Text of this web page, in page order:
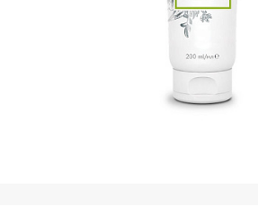
ПАРИКМАХЕРСКОЕ ИСКУССТВО
АКСЕССУАРЫ И РАСХОДНЫЕ
О ЦЕНТРЕ